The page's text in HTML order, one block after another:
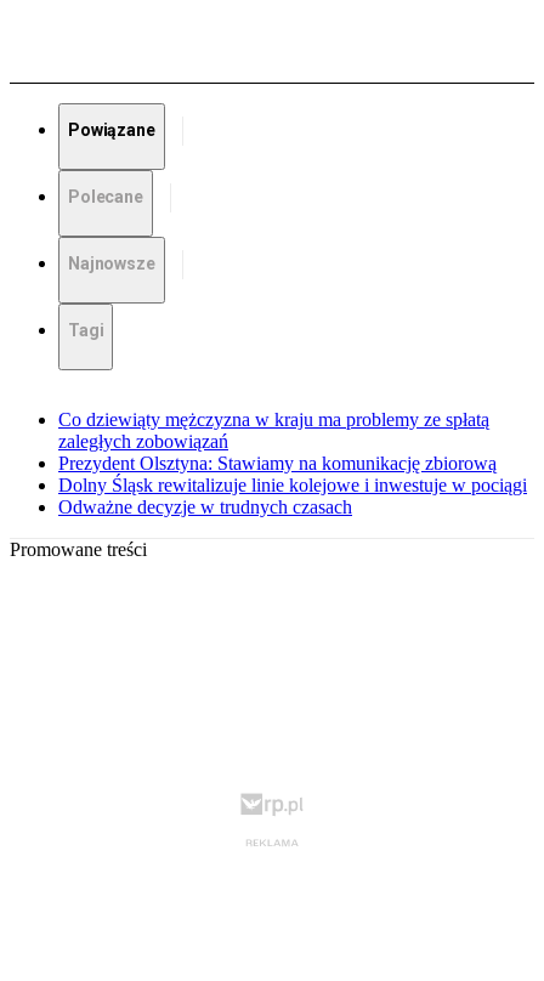
Powiązane
Polecane
Najnowsze
Tagi
Co dziewiąty mężczyzna w kraju ma problemy ze spłatą
zaległych zobowiązań
Prezydent Olsztyna: Stawiamy na komunikację zbiorową
Dolny Śląsk rewitalizuje linie kolejowe i inwestuje w pociągi
Odważne decyzje w trudnych czasach
Promowane treści